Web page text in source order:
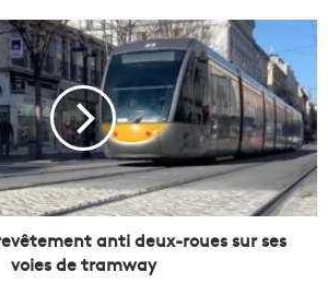
anti deux-roues sur ses
voies de tramway